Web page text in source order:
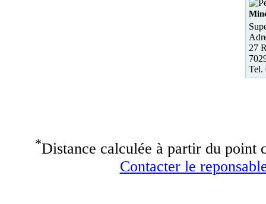
27
Tel.
*Distance calculée à partir du point
Contacter le